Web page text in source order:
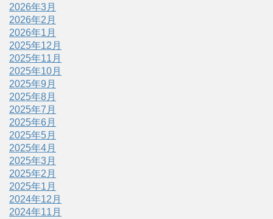
2026年3月
2026年2月
2026年1月
2025年12月
2025年11月
2025年10月
2025年9月
2025年8月
2025年7月
2025年6月
2025年5月
2025年4月
2025年3月
2025年2月
2025年1月
2024年12月
2024年11月